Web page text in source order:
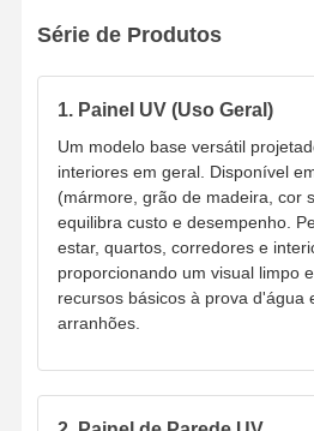
Casa Produtos
Série de Produtos
1. Painel UV (Uso Geral)
Um modelo base versátil
interiores em geral. Disponível
(mármore, grão de madeira, cor
equilibra custo e desempenho.
estar, quartos, corredores e
proporcionando um visual limpo
recursos básicos à prova d'água
arranhões.